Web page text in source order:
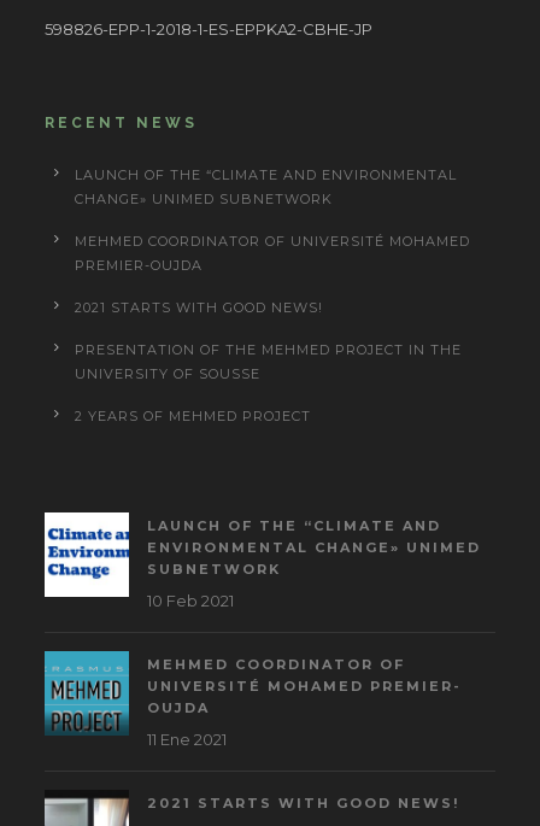
598826-EPP-1-2018-1-ES-EPPKA2-CBHE-JP
RECENT NEWS
LAUNCH OF THE “CLIMATE AND ENVIRONMENTAL
CHANGE» UNIMED SUBNETWORK
MEHMED COORDINATOR OF UNIVERSITÉ MOHAMED
PREMIER-OUJDA
2021 STARTS WITH GOOD NEWS!
PRESENTATION OF THE MEHMED PROJECT IN THE
UNIVERSITY OF SOUSSE
2 YEARS OF MEHMED PROJECT
LAUNCH OF THE “CLIMATE AND
ENVIRONMENTAL CHANGE» UNIMED
SUBNETWORK
10 Feb 2021
MEHMED COORDINATOR OF
UNIVERSITÉ MOHAMED PREMIER-
OUJDA
11 Ene 2021
2021 STARTS WITH GOOD NEWS!